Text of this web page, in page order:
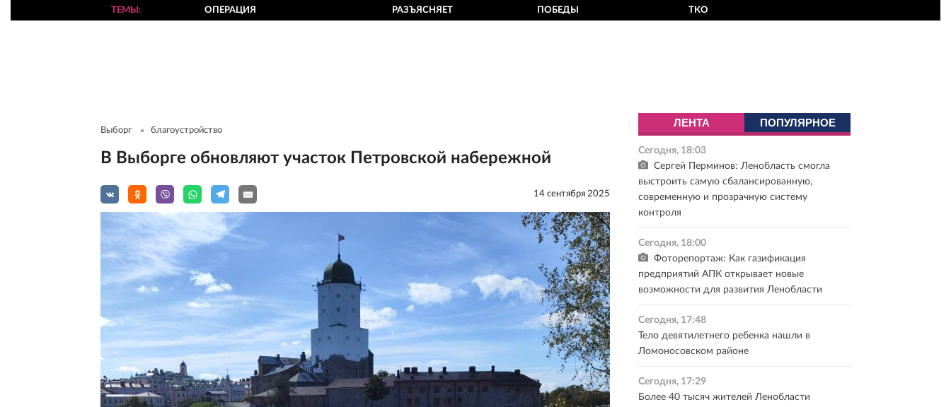
ТЕМЫ ОПЕРАЦИЯ РАЗЪЯСНЯЕТ ПОБЕДЫ ТКО
Выборг благоустройство
В Выборге обновляют участок Петровской набережной
14 сентября 2025
ЛЕНТА ПОПУЛЯРНОЕ
Сегодня, 18:03
Сергей Перминов: Ленобласть смогла
выстроить самую сбалансированную,
современную и прозрачную систему
контроля
Сегодня, 18:00
Фоторепортаж: Как газификация
предприятий АПК открывает новые
возможности для развития Ленобласти
Сегодня, 17:48
Тело девятилетнего ребенка нашли в
Ломоносовском районе
Сегодня, 17:29
Более 40 тысяч жителей Ленобласти